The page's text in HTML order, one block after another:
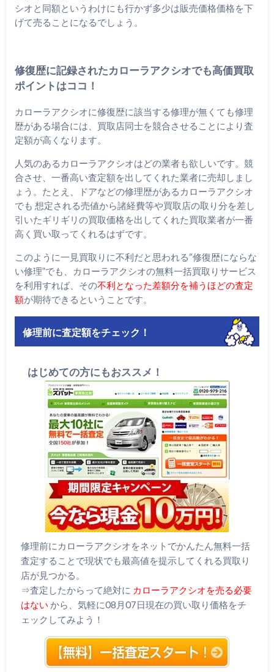
シオと同額というわけにも行かず多少は販売価格価格を下
げて売ることになるでしょう。
修復歴に記録されたカローラアクシオでも高価買取
ポイントはココ！
カローラアクシオに修復歴に該当する修理が無くても修理
歴がある場合には、買取店同士を競合させることにより査
定額が高くなります。
人気のあるカローラアクシオはどの業者も欲しいです。競
合させ、一番高い査定額を出してくれた業者に売却しまし
ょう。たとえ、ドアなどの修理歴があるカローラアクシオ
でも 想定される売値から諸経費等や買取店の取り分を差し
引いたギリギリの買取価格を出してくれた買取業者が一番
高く買い取ってくれるはずです。
このように一見買取りに不利だと思われる“修復歴にならな
い修理”でも、カローラアクシオの無料一括買取りサービス
を利用すれば、その不利となった差額分を補うほどの査定
額が期待できるということです。
修理前に査定額をチェック！
はじめての方にもおススメ！
修理前にカローラアクシオをネットでかんたん無料一括
査定することで現状でも最高値を提示してくれる買取り
店が見つかる。
⇒査定したからって絶対に カローラアクシオを売る必要
はない から、気軽に08月07日現在の買い取り価格をチ
ェックしてみよう！